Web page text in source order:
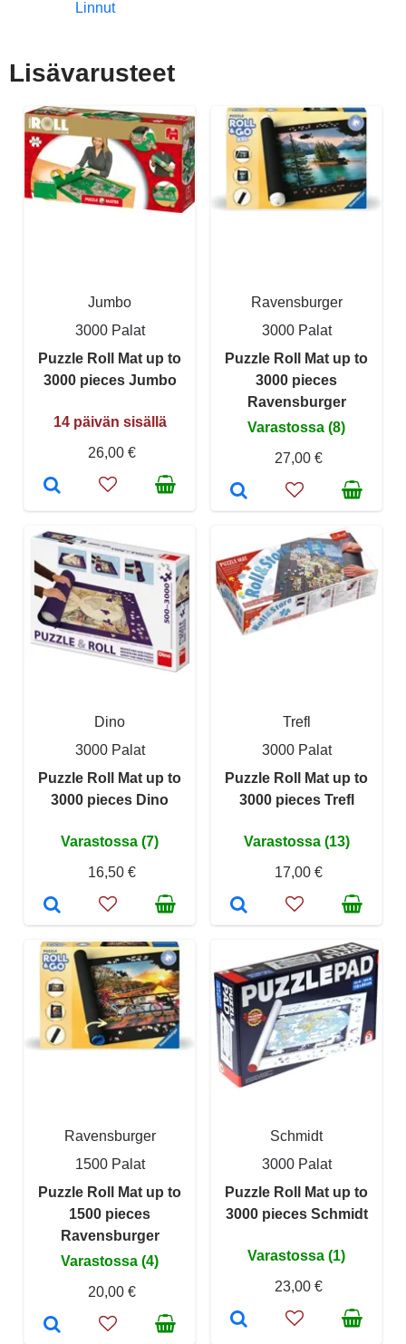
Linnut
Lisävarusteet
Jumbo
3000 Palat
Puzzle Roll Mat up to
3000 pieces Jumbo
14 päivän sisällä
26,00 €
Ravensburger
3000 Palat
Puzzle Roll Mat up to
3000 pieces
Ravensburger
Varastossa (8)
27,00 €
Dino
3000 Palat
Puzzle Roll Mat up to
3000 pieces Dino
Varastossa (7)
16,50 €
Trefl
3000 Palat
Puzzle Roll Mat up to
3000 pieces Trefl
Varastossa (13)
17,00 €
Ravensburger
1500 Palat
Puzzle Roll Mat up to
1500 pieces
Ravensburger
Varastossa (4)
20,00 €
Schmidt
3000 Palat
Puzzle Roll Mat up to
3000 pieces Schmidt
Varastossa (1)
23,00 €